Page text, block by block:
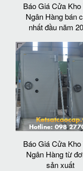
Báo Giá Cửa Kho
Ngân Hàng bán
nhất đầu năm
Báo Giá Cửa Kho
Ngân Hàng từ
sản xuất